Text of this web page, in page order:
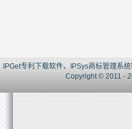
IPGet专利下载软件、 IPSys商标管理系统
Copyright © 2011 -